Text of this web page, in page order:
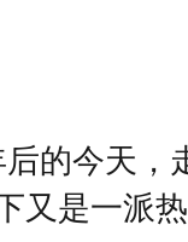
后的今天，
又是一派